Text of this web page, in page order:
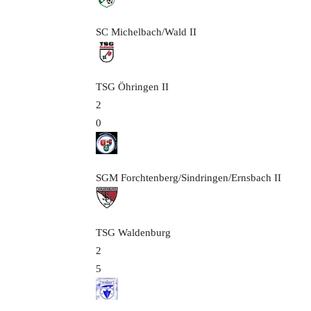
SC Michelbach/Wald II
TSG Öhringen II
2
0
SGM Forchtenberg/Sindringen/Ernsbach II
TSG Waldenburg
2
5